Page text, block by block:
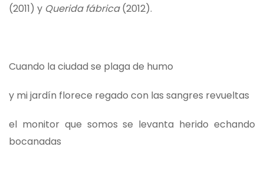
(2011) y Querida fábrica(2012).
Cuando la ciudad se plaga de humo
y mi jardín florece regado con las sangres revueltas
el monitor que somos se levanta herido echando
bocanadas